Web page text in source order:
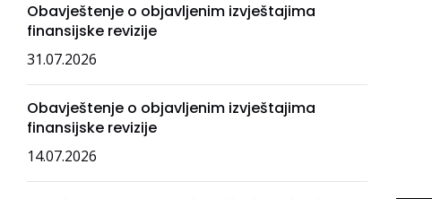
Obavještenje o objavljenim izvještajima
finansijske revizije
31.07.2026
Obavještenje o objavljenim izvještajima
finansijske revizije
14.07.2026